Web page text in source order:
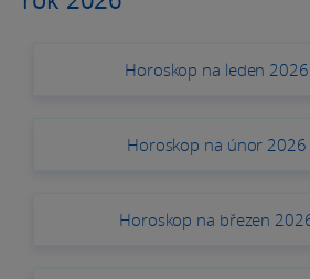
Horoskop na leden
Horoskop na únor 2026
Horoskop na březen